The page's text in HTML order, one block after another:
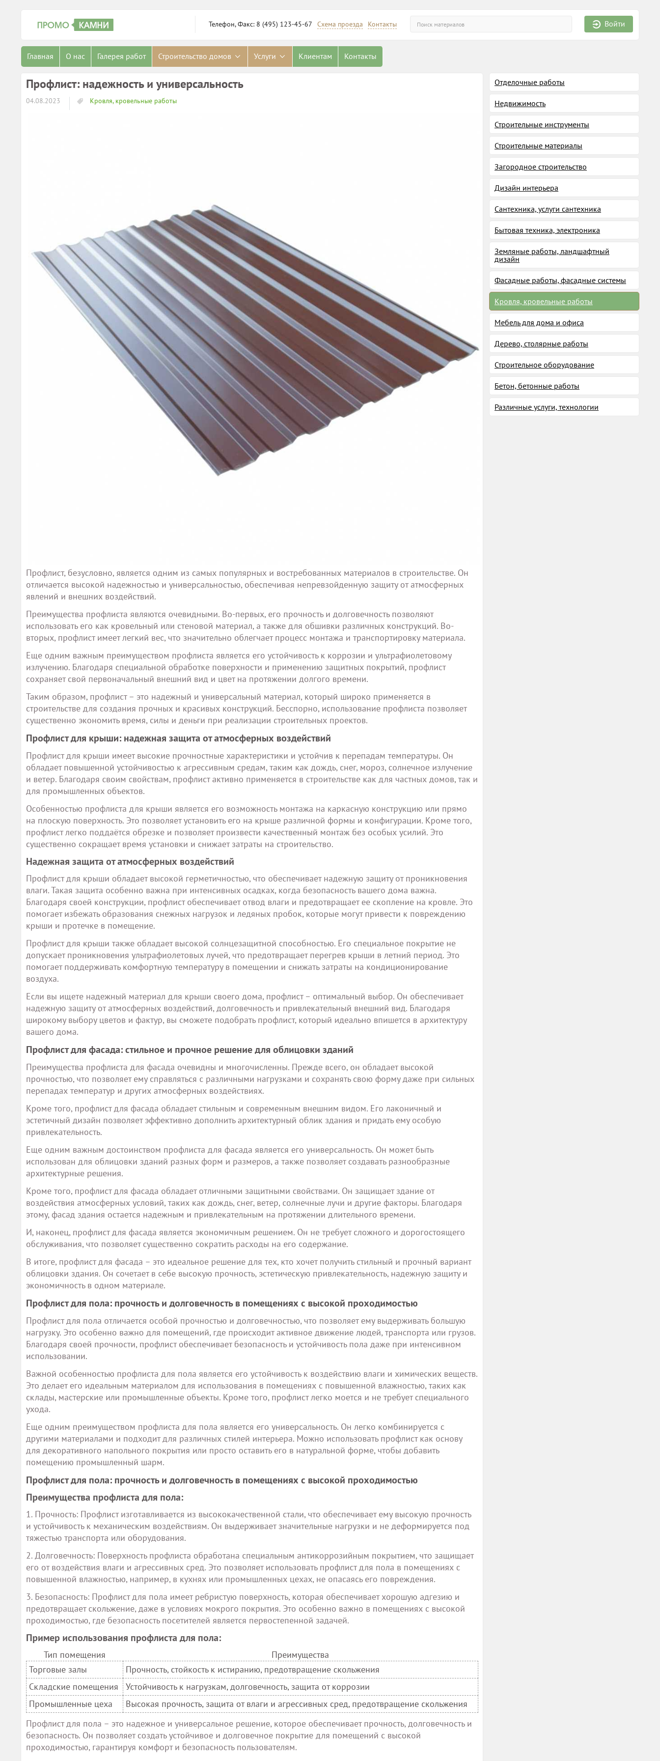
Войти
Телефон, Факс: 8 (495) 123-45-67 Схема проезда Контакты
Главная О нас Галерея работ Строительство домов Услуги Клиентам Контакты
Профлист: надежность и универсальность
04.08.2023 Кровля, кровельные работы
Профлист, безусловно, является одним из самых популярных и востребованных материалов в строительстве. Он
отличается высокой надежностью и универсальностью, обеспечивая непревзойденную защиту от атмосферных
явлений и внешних воздействий.
Преимущества профлиста являются очевидными. Во-первых, его прочность и долговечность позволяют
использовать его как кровельный или стеновой материал, а также для обшивки различных конструкций. Во-
вторых, профлист имеет легкий вес, что значительно облегчает процесс монтажа и транспортировку материала.
Еще одним важным преимуществом профлиста является его устойчивость к коррозии и ультрафиолетовому
излучению. Благодаря специальной обработке поверхности и применению защитных покрытий, профлист
сохраняет свой первоначальный внешний вид и цвет на протяжении долгого времени.
Таким образом, профлист – это надежный и универсальный материал, который широко применяется в
строительстве для создания прочных и красивых конструкций. Бесспорно, использование профлиста позволяет
существенно экономить время, силы и деньги при реализации строительных проектов.
Профлист для крыши: надежная защита от атмосферных воздействий
Профлист для крыши имеет высокие прочностные характеристики и устойчив к перепадам температуры. Он
обладает повышенной устойчивостью к агрессивным средам, таким как дождь, снег, мороз, солнечное излучение
и ветер. Благодаря своим свойствам, профлист активно применяется в строительстве как для частных домов, так и
для промышленных объектов.
Особенностью профлиста для крыши является его возможность монтажа на каркасную конструкцию или прямо
на плоскую поверхность. Это позволяет установить его на крыше различной формы и конфигурации. Кроме того,
профлист легко поддаётся обрезке и позволяет произвести качественный монтаж без особых усилий. Это
существенно сокращает время установки и снижает затраты на строительство.
Надежная защита от атмосферных воздействий
Профлист для крыши обладает высокой герметичностью, что обеспечивает надежную защиту от проникновения
влаги. Такая защита особенно важна при интенсивных осадках, когда безопасность вашего дома важна.
Благодаря своей конструкции, профлист обеспечивает отвод влаги и предотвращает ее скопление на кровле. Это
помогает избежать образования снежных нагрузок и ледяных пробок, которые могут привести к повреждению
крыши и протечке в помещение.
Профлист для крыши также обладает высокой солнцезащитной способностью. Его специальное покрытие не
допускает проникновения ультрафиолетовых лучей, что предотвращает перегрев крыши в летний период. Это
помогает поддерживать комфортную температуру в помещении и снижать затраты на кондиционирование
воздуха.
Если вы ищете надежный материал для крыши своего дома, профлист – оптимальный выбор. Он обеспечивает
надежную защиту от атмосферных воздействий, долговечность и привлекательный внешний вид. Благодаря
широкому выбору цветов и фактур, вы сможете подобрать профлист, который идеально впишется в архитектуру
вашего дома.
Профлист для фасада: стильное и прочное решение для облицовки зданий
Преимущества профлиста для фасада очевидны и многочисленны. Прежде всего, он обладает высокой
прочностью, что позволяет ему справляться с различными нагрузками и сохранять свою форму даже при сильных
перепадах температур и других атмосферных воздействиях.
Кроме того, профлист для фасада обладает стильным и современным внешним видом. Его лаконичный и
эстетичный дизайн позволяет эффективно дополнить архитектурный облик здания и придать ему особую
привлекательность.
Еще одним важным достоинством профлиста для фасада является его универсальность. Он может быть
использован для облицовки зданий разных форм и размеров, а также позволяет создавать разнообразные
архитектурные решения.
Кроме того, профлист для фасада обладает отличными защитными свойствами. Он защищает здание от
воздействия атмосферных условий, таких как дождь, снег, ветер, солнечные лучи и другие факторы. Благодаря
этому, фасад здания остается надежным и привлекательным на протяжении длительного времени.
И, наконец, профлист для фасада является экономичным решением. Он не требует сложного и дорогостоящего
обслуживания, что позволяет существенно сократить расходы на его содержание.
В итоге, профлист для фасада – это идеальное решение для тех, кто хочет получить стильный и прочный вариант
облицовки здания. Он сочетает в себе высокую прочность, эстетическую привлекательность, надежную защиту и
экономичность в одном материале.
Профлист для пола: прочность и долговечность в помещениях с высокой проходимостью
Профлист для пола отличается особой прочностью и долговечностью, что позволяет ему выдерживать большую
нагрузку. Это особенно важно для помещений, где происходит активное движение людей, транспорта или грузов.
Благодаря своей прочности, профлист обеспечивает безопасность и устойчивость пола даже при интенсивном
использовании.
Важной особенностью профлиста для пола является его устойчивость к воздействию влаги и химических веществ.
Это делает его идеальным материалом для использования в помещениях с повышенной влажностью, таких как
склады, мастерские или промышленные объекты. Кроме того, профлист легко моется и не требует специального
ухода.
Еще одним преимуществом профлиста для пола является его универсальность. Он легко комбинируется с
другими материалами и подходит для различных стилей интерьера. Можно использовать профлист как основу
для декоративного напольного покрытия или просто оставить его в натуральной форме, чтобы добавить
помещению промышленный шарм.
Профлист для пола: прочность и долговечность в помещениях с высокой проходимостью
Преимущества профлиста для пола:
1. Прочность: Профлист изготавливается из высококачественной стали, что обеспечивает ему высокую прочность
и устойчивость к механическим воздействиям. Он выдерживает значительные нагрузки и не деформируется под
тяжестью транспорта или оборудования.
2. Долговечность: Поверхность профлиста обработана специальным антикоррозийным покрытием, что защищает
его от воздействия влаги и агрессивных сред. Это позволяет использовать профлист для пола в помещениях с
повышенной влажностью, например, в кухнях или промышленных цехах, не опасаясь его повреждения.
3. Безопасность: Профлист для пола имеет ребристую поверхность, которая обеспечивает хорошую адгезию и
предотвращает скольжение, даже в условиях мокрого покрытия. Это особенно важно в помещениях с высокой
проходимостью, где безопасность посетителей является первостепенной задачей.
Пример использования профлиста для пола:
Тип помещения
Преимущества
Торговые залы
Прочность, стойкость к истиранию, предотвращение скольжения
Складские помещения
Устойчивость к нагрузкам, долговечность, защита от коррозии
Промышленные цеха
Высокая прочность, защита от влаги и агрессивных сред, предотвращение скольжения
Профлист для пола – это надежное и универсальное решение, которое обеспечивает прочность, долговечность и
безопасность. Он позволяет создать устойчивое и долговечное покрытие для помещений с высокой
проходимостью, гарантируя комфорт и безопасность пользователям.
Отделочные работы
Недвижимость
Строительные инструменты
Строительные материалы
Загородное строительство
Дизайн интерьера
Сантехника, услуги сантехника
Бытовая техника, электроника
Земляные работы, ландшафтный
дизайн
Фасадные работы, фасадные системы
Кровля, кровельные работы
Мебель для дома и офиса
Дерево, столярные работы
Строительное оборудование
Бетон, бетонные работы
Различные услуги, технологии